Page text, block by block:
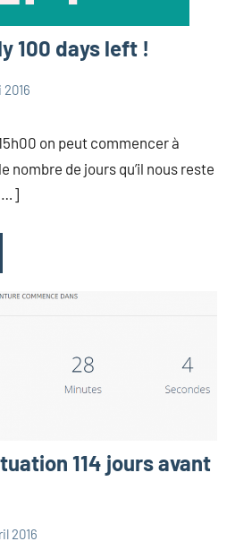
100 days left !
on peut commencer à
nombre de jours qu’il nous reste
114 jours avant
2016